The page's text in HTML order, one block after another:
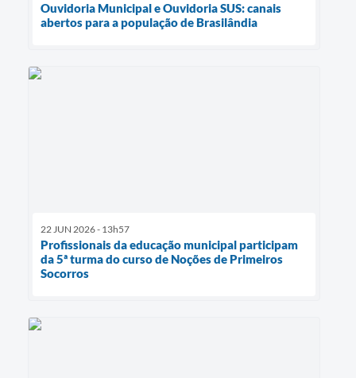
Ouvidoria Municipal e Ouvidoria SUS: canais
abertos para a população de Brasilândia
22 JUN 2026 - 13h57
Profissionais da educação municipal participam
da 5ª turma do curso de Noções de Primeiros
Socorros